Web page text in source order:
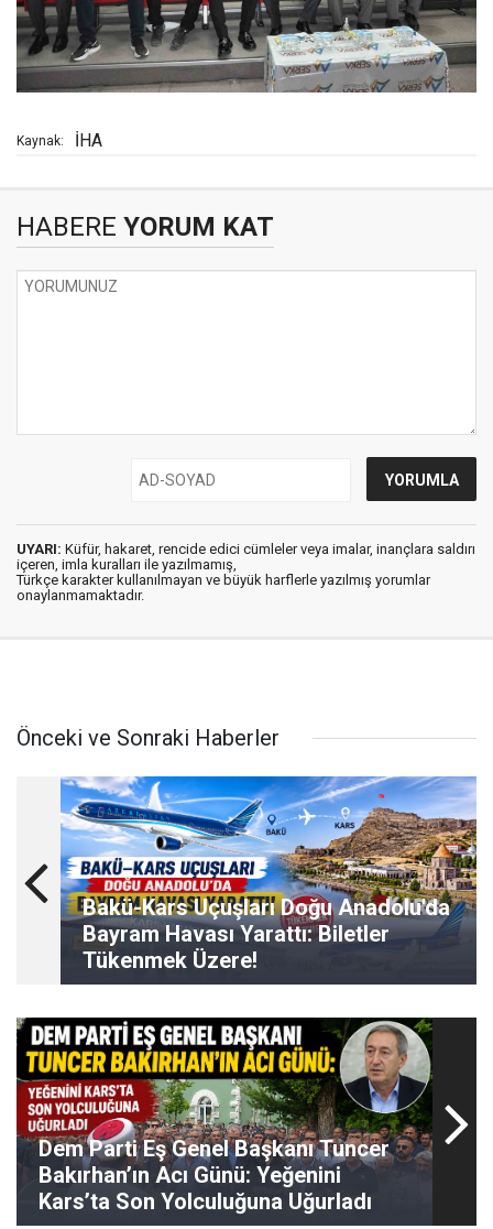
Kaynak: İHA
HABERE YORUM KAT
UYARI: Küfür, hakaret, rencide edici cümleler veya imalar, inançlara saldırı
içeren, imla kuralları ile yazılmamış,
Türkçe karakter kullanılmayan ve büyük harflerle yazılmış yorumlar
onaylanmamaktadır.
Önceki ve Sonraki Haberler
Bakü-Kars Uçuşları Doğu Anadolu'da
Bayram Havası Yarattı: Biletler
Tükenmek Üzere!
Dem Parti Eş Genel Başkanı Tuncer
Bakırhan’ın Acı Günü: Yeğenini
Kars’ta Son Yolculuğuna Uğurladı